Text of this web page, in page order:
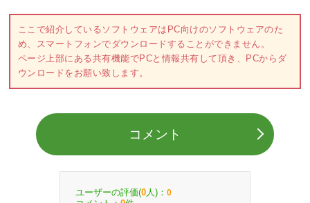
ここで紹介しているソフトウェアはPC向けのソフトウェアのた
め、スマートフォンでダウンロードすることができません。
ページ上部にある共有機能でPCと情報共有して頂き、PCからダ
ウンロードをお願い致します。
コメント
ユーザーの評価(0 人)： 0